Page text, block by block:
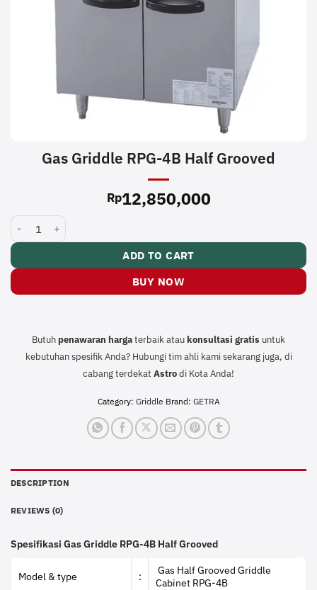
Gas Griddle RPG-4B Half Grooved
Rp12,850,000
Gas Griddle RPG-4B Half Grooved quantity
ADD TO CART
BUY NOW
Butuh penawaran hargaterbaik atau konsultasi gratis untuk
kebutuhan spesifik Anda? Hubungi tim ahli kami sekarang juga, di
cabang terdekat Astrodi Kota Anda!
Category: Griddle Brand: GETRA
DESCRIPTION
REVIEWS (0)
Spesifikasi Gas Griddle RPG-4B Half Grooved
Model & type :
Gas Half Grooved Griddle
Cabinet RPG-4B